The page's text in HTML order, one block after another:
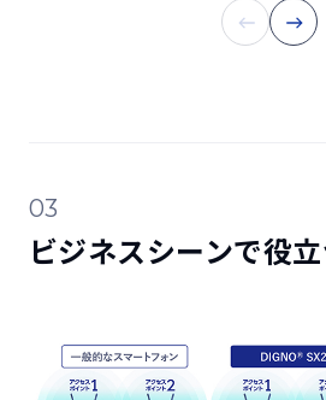
03
ビジネスシーンで役